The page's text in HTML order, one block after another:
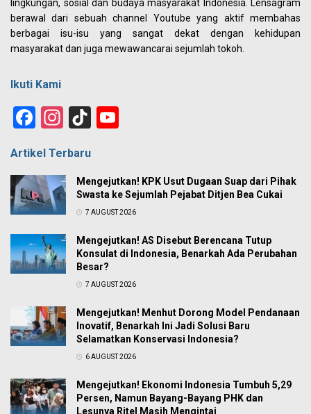
lingkungan, sosial dan budaya masyarakat Indonesia. Lensagram
berawal dari sebuah channel Youtube yang aktif membahas
berbagai isu-isu yang sangat dekat dengan kehidupan
masyarakat dan juga mewawancarai sejumlah tokoh.
Ikuti Kami
Facebook
Instagram
TikTok
Artikel Terbaru
Mengejutkan! KPK Usut Dugaan Suap dari Pihak
Swasta ke Sejumlah Pejabat Ditjen Bea Cukai
7 AUGUST 2026
Mengejutkan! AS Disebut Berencana Tutup
Konsulat di Indonesia, Benarkah Ada Perubahan
Besar?
7 AUGUST 2026
Mengejutkan! Menhut Dorong Model Pendanaan
Inovatif, Benarkah Ini Jadi Solusi Baru
Selamatkan Konservasi Indonesia?
6 AUGUST 2026
Mengejutkan! Ekonomi Indonesia Tumbuh 5,29
Persen, Namun Bayang-Bayang PHK dan
Lesunya Ritel Masih Mengintai